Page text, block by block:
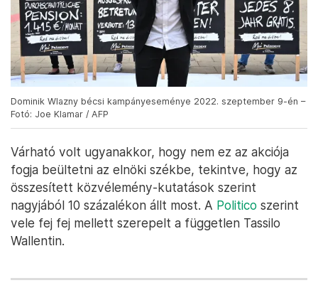
mandátumot szerzett a 2020-as helyhatósági
választásokon, betartotta egyik legfontosabb
kampányígéretét:
sörszökőkutat építtetett Bécsben.